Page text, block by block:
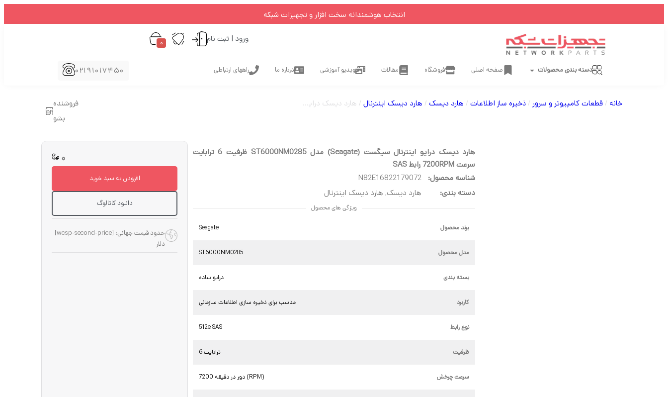
انتخاب هوشمندانه سخت افزار و تجهیزات شبکه
ورود | ثبت نام 0
دسته بندی محصولات صفحه اصلی فروشگاه مقالات ویدیو آموزشی درباره ما راههای ارتباطی 02191017450
خانه /قطعات کامپیوتر و سرور /ذخیره ساز اطلاعات / هارد دیسک / هارد دیسک اینترنال / هارد دیسک درایو اینترنال سیگست (Seagate) مدل ST6000NM0285 ظرفیت 6 ترابایت سرعت 7200RPM رابط SAS
فروشنده
بشو
هارد دیسک درایو اینترنال سیگست (Seagate) مدل ST6000NM0285 ظرفیت 6 ترابایت
سرعت 7200RPM رابط SAS
شناسه محصول:
N82E16822179072
دسته بندی:
هارد دیسک, هارد دیسک اینترنال
ویژگی های محصول
برند محصول Seagate
مدل محصول ST6000NM0285
بسته بندی درایو ساده
کاربرد مناسب برای ذخیره سازی اطلاعات سازمانی
نوع رابط 512e SAS
ظرفیت 6 ترابایت
سرعت چرخش 7200 دور در دقیقه (RPM)
0
افزودن به سبد خرید
دانلود کاتالوگ
حدود قیمت جهانی: [wcsp-second-price]
دلار